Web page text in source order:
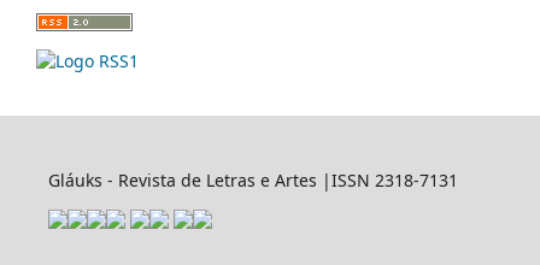
Gláuks - Revista de Letras e Artes |ISSN 2318-7131